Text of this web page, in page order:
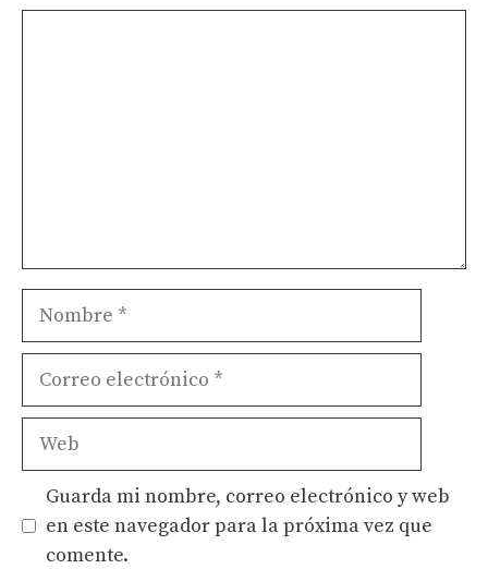
Nombre
Guarda mi nombre, correo electrónico y web
en este navegador para la próxima vez que
comente.